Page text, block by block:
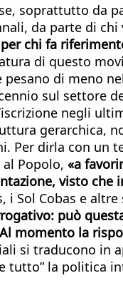
soprattutto da
da parte di
chi fa
di questo
di meno
sul settore
negli
gerarchica,
Per dirla con un
Popolo, «a
visto
i Sol Cobas e
può
momento la
si traducono in
tutto” la politica